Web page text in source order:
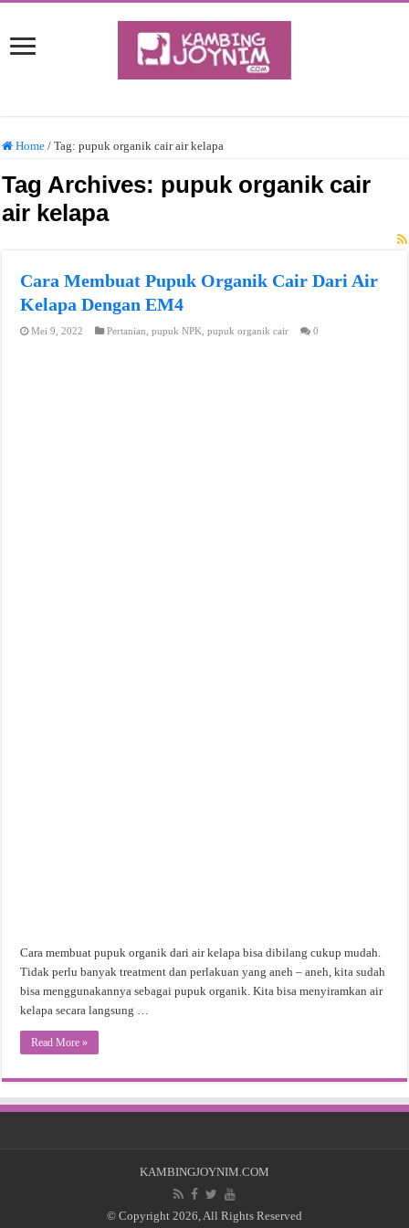
Home / Tag:pupuk organik cair air kelapa
Tag Archives: pupuk organik cair
air kelapa
Cara Membuat Pupuk Organik Cair Dari Air
Kelapa Dengan EM4
Mei 9, 2022 Pertanian ,pupuk NPK ,pupuk organik cair 0
Cara membuat pupuk organik dari air kelapa bisa dibilang cukup mudah.
Tidak perlu banyak treatment dan perlakuan yang aneh – aneh, kita sudah
bisa menggunakannya sebagai pupuk organik. Kita bisa menyiramkan air
kelapa secara langsung …
Read More »
KAMBINGJOYNIM.COM
© Copyright 2026, All Rights Reserved